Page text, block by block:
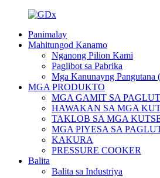
Panimalay
Mahitungod Kanamo
Nganong Pilion Kami
Paglibot sa Pabrika
Mga Kanunayng Pangutana
MGA PRODUKTO
MGA GAMIT SA
HAWAKAN SA MGA
TAKLOB SA MGA
MGA PIYESA SA
KAKURA
PRESSURE COOKER
Balita
Balita sa Industriya